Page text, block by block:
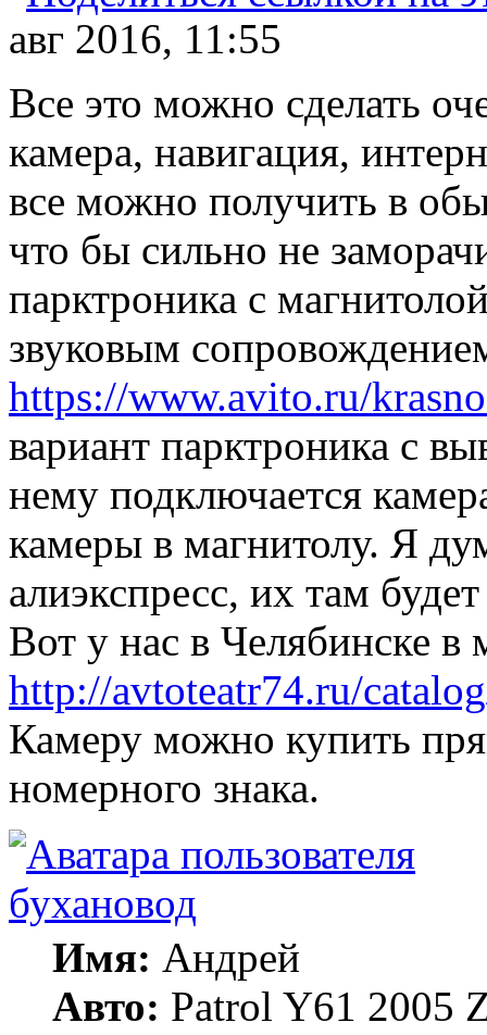
авг 2016, 11:55
Все это можно сделать
камера, навигация,
все можно получить в
что бы сильно не
парктроника с
звуковым
https://www.avito.ru/
вариант парктроника с
нему подключается
камеры в магнитолу. Я
алиэкспресс, их там
Вот у нас в Челябинске в
http://avtoteatr74.ru/
Камеру можно купить
номерного знака.
бухановод
Имя: Андрей
Авто: Patrol Y61